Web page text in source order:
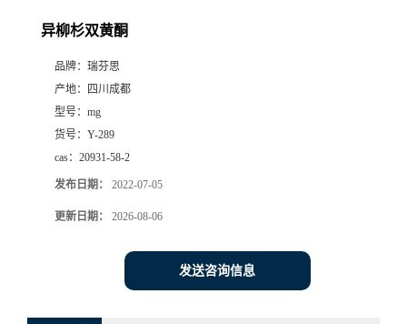
异柳杉双黄酮
品牌： 瑞芬思
产地：
四川成都
型号： mg
货号： Y-289
cas： 20931-58-2
发布日期： 2022-07-05
更新日期： 2026-08-06
发送咨询信息